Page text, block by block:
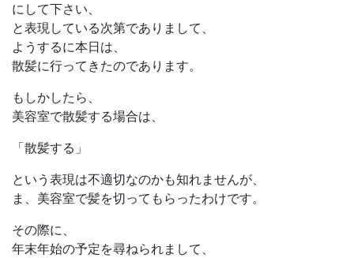
にして下さい、
と表現している次第でありまして、
ようするに本日は、
散髪に行ってきたのであります。
もしかしたら、
美容室で散髪する場合は、
「散髪する」
という表現は不適切なのかも知れませんが、
ま、美容室で髪を切ってもらったわけです。
その際に、
年末年始の予定を尋ねられまして、